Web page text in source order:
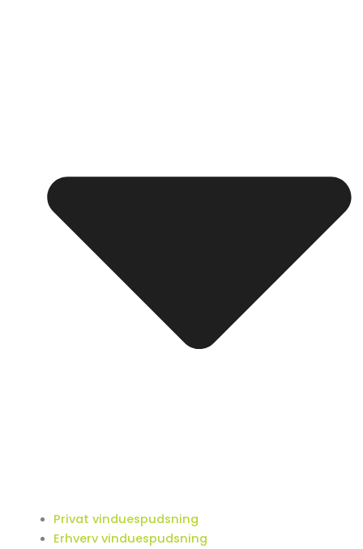
Privat vinduespudsning
Erhverv vinduespudsning